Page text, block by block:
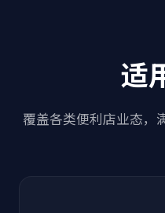
适
覆盖各类便利店业态，